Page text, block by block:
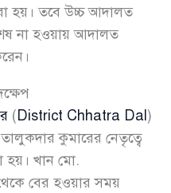
হয়। তবে উচ্চ আদালত
না হওয়ায় আদালত
(District Chhatra Dal)
কুমারের নেতৃত্বে
হয়। খান মো.
বের হওয়ার সময়